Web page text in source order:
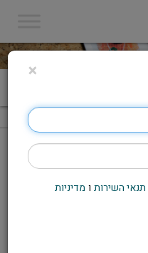
×
תנאי השירות ו מדיניות